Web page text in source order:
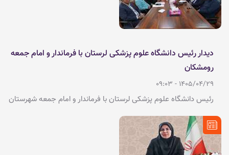
همکاران عزیزی است که با جدیت فعالیت می کنید.
دیدار رئیس دانشگاه علوم پزشکی لرستان با فرماندار و امام جمعه
رومشکان
1405/04/29 - 09:03
رئیس دانشگاه علوم پزشکی لرستان با فرماندار و امام جمعه شهرستان
ابتدای این جلسه امام جمعه شهرستان رومشکان با بیان مسائل و
مشکلات مرتبط با حوزه بهداشت و درمان شهرستان بر لزوم حمایت
دانشگاه علوم پزشکی در راستای حل این مسائل تاکید کرد.